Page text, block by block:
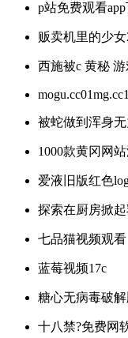
p站免费观看
贩卖机里的少
西施被c 黄秘
被蛇做到浑身无
1000款黄冈网
爱液旧版红色
探索在厨房掀
七品猫视频观看
蓝莓视频17c
糖心无病毒破解
十八禁?免费网